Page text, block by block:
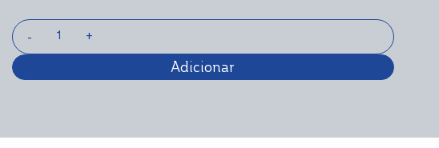
Adicionar